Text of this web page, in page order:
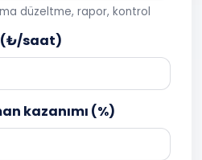
düzeltme, rapor, kontrol
(₺/saat)
kazanımı (%)